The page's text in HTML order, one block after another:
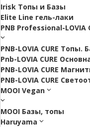
Irisk Топы и Базы
Elite Line гель-лаки
PNB Professional-LOVIA
PNB-LOVIA CURE
Pnb-LOVIA CURE
PNB-LOVIA CURE
PNB-LOVIA CURE
MOOI Vegan
MOOI Базы, топы
Haruyama